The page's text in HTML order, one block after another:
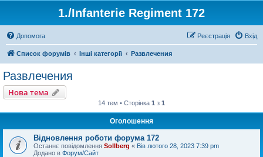
1./Infanterie Regiment 172
Допомога Вхід
Реєстрація
Список форумів Інші категорії Развлечения
Развлечения
Нова тема
14 тем • Сторінка 1 з 1
Оголошення
Відновлення роботи форума 172
Останнє повідомлення Sollberg « Вів лютого 28, 2023 7:39 pm
Додано в Форум/Сайт